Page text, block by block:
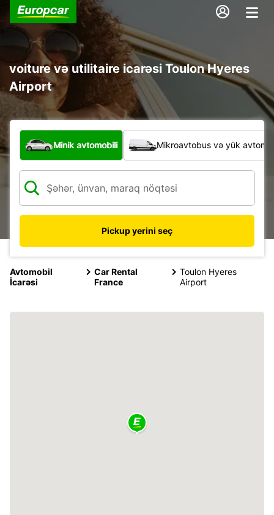
voiture və utilitaire icarəsi Toulon Hyeres
Airport
Hansı növ nəqliyyat vasitəsi?
Minik avtomobili Mikroavtobus və yük
Pickup yerini seç
Avtomobil
İcarəsi
Car Rental
France
Toulon Hyeres
Airport